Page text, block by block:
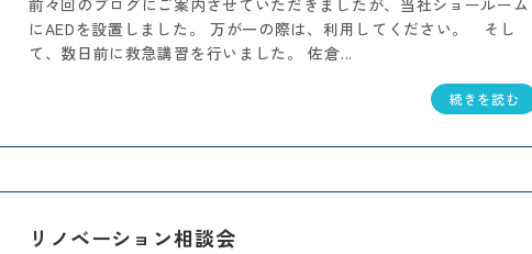
にAEDを設置しました。 万が一の際は、利用してください。 そし
て、数日前に救急講習を行いました。 佐倉...
続きを読む
リノベーション相談会